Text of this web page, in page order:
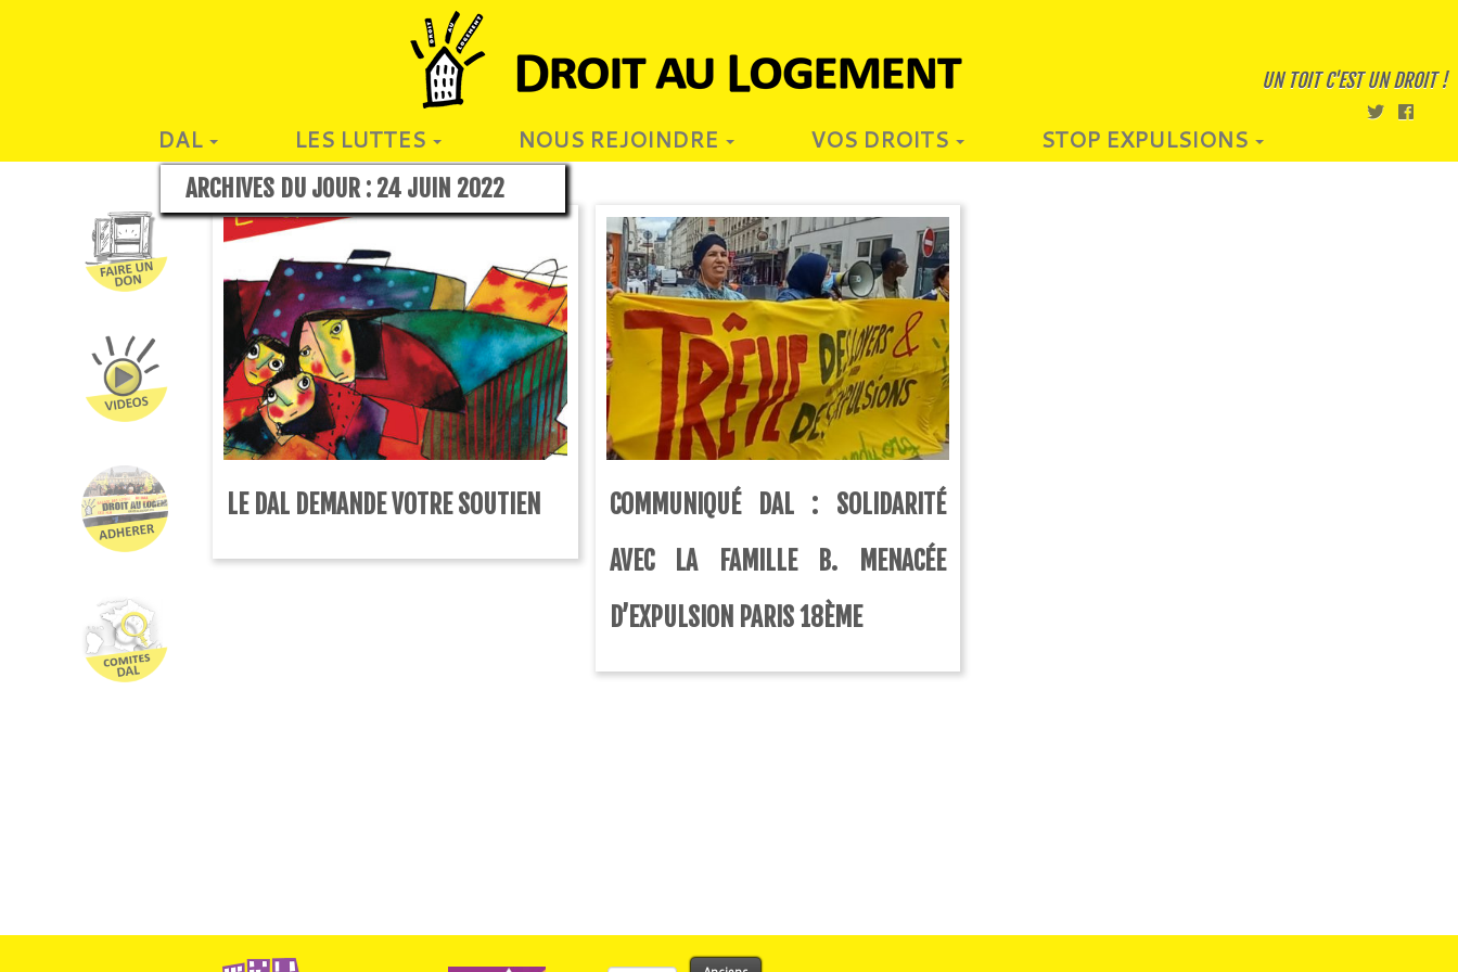
UN TOIT C'EST UN DROIT !
DAL LES LUTTES NOUS REJOINDRE VOS DROITS STOP EXPULSIONS
ARCHIVES DU JOUR : 24 JUIN 2022
LE DAL DEMANDE VOTRE SOUTIEN
COMMUNIQUÉ DAL : SOLIDARITÉ
AVEC LA FAMILLE B. MENACÉE
D’EXPULSION PARIS 18ÈME